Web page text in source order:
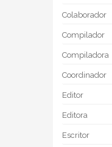
Colaborador
Compilador
Compiladora
Coordinador
Editor
Editora
Escritor